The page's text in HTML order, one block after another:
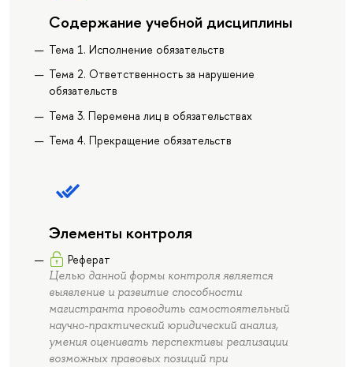
Содержание учебной дисциплины
Тема 1. Исполнение обязательств
Тема 2. Ответственность за нарушение
обязательств
Тема 3. Перемена лиц в обязательствах
Тема 4. Прекращение обязательств
Элементы контроля
Реферат
Целью данной формы контроля является
выявление и развитие способности
магистранта проводить самостоятельный
научно-практический юридический анализ,
умения оценивать перспективы реализации
возможных правовых позиций при